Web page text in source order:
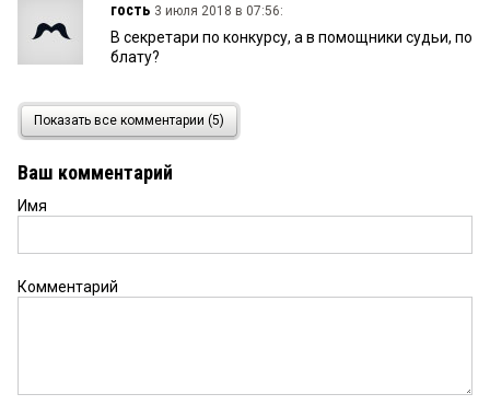
гость 3 июля 2018 в 07:56:
В секретари по конкурсу, а в помощники судьи, по
блату?
2 июля 2018 в 21:05:
Похоже не стала брать деньги.
113 2 июля 2018 в 19:07:
Показать все комментарии (5)
Ваш комментарий
Имя
Комментарий